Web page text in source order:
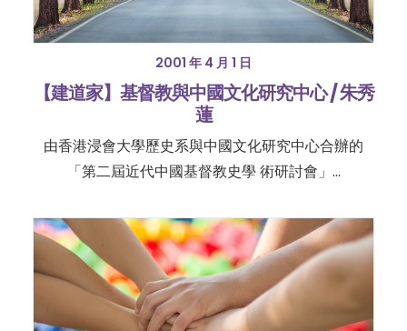
2001 年 4 月 1 日
【建道家】基督教與中國文化研究中心 / 朱秀
蓮
由香港浸會大學歷史系與中國文化研究中心合辦的
「第二屆近代中國基督教史學 術研討會」...